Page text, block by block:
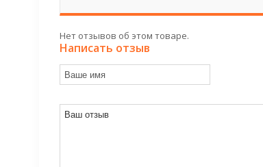
Нет отзывов об этом товаре.
Написать отзыв